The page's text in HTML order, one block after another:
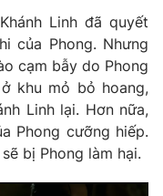
Phạm Quốc Thắng,
355 932
Linh đã quyết
của Phong. Nhưng
cạm bẫy do Phong
khu mỏ bỏ hoang,
Linh lại. Hơn nữa,
Phong cưỡng hiếp.
bị Phong làm hại.